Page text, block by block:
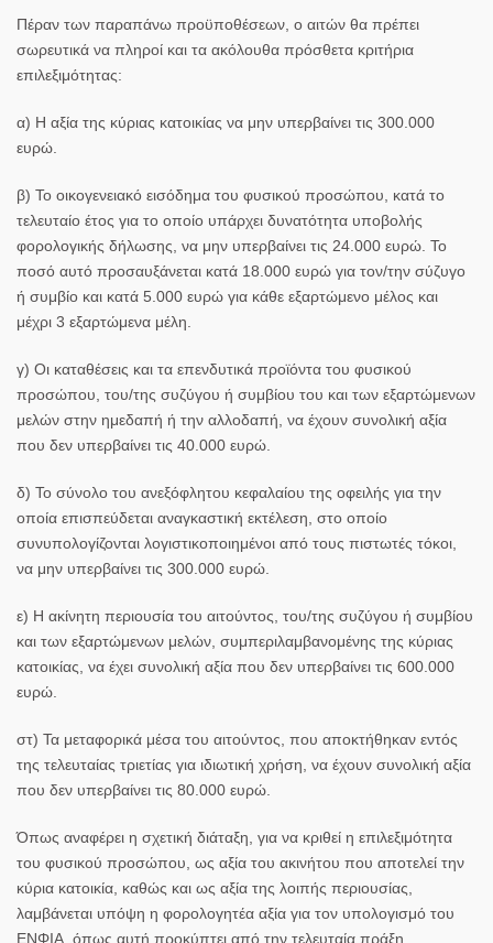
Πέραν των παραπάνω προϋποθέσεων, ο αιτών θα πρέπει
σωρευτικά να πληροί και τα ακόλουθα πρόσθετα κριτήρια
επιλεξιμότητας:
α) Η αξία της κύριας κατοικίας να μην υπερβαίνει τις 300.000
ευρώ.
β) Το οικογενειακό εισόδημα του φυσικού προσώπου, κατά το
τελευταίο έτος για το οποίο υπάρχει δυνατότητα υποβολής
φορολογικής δήλωσης, να μην υπερβαίνει τις 24.000 ευρώ. Το
ποσό αυτό προσαυξάνεται κατά 18.000 ευρώ για τον/την σύζυγο
ή συμβίο και κατά 5.000 ευρώ για κάθε εξαρτώμενο μέλος και
μέχρι 3 εξαρτώμενα μέλη.
γ) Οι καταθέσεις και τα επενδυτικά προϊόντα του φυσικού
προσώπου, του/της συζύγου ή συμβίου του και των εξαρτώμενων
μελών στην ημεδαπή ή την αλλοδαπή, να έχουν συνολική αξία
που δεν υπερβαίνει τις 40.000 ευρώ.
δ) Το σύνολο του ανεξόφλητου κεφαλαίου της οφειλής για την
οποία επισπεύδεται αναγκαστική εκτέλεση, στο οποίο
συνυπολογίζονται λογιστικοποιημένοι από τους πιστωτές τόκοι,
να μην υπερβαίνει τις 300.000 ευρώ.
ε) Η ακίνητη περιουσία του αιτούντος, του/της συζύγου ή συμβίου
και των εξαρτώμενων μελών, συμπεριλαμβανομένης της κύριας
κατοικίας, να έχει συνολική αξία που δεν υπερβαίνει τις 600.000
ευρώ.
στ) Τα μεταφορικά μέσα του αιτούντος, που αποκτήθηκαν εντός
της τελευταίας τριετίας για ιδιωτική χρήση, να έχουν συνολική αξία
που δεν υπερβαίνει τις 80.000 ευρώ.
Όπως αναφέρει η σχετική διάταξη, για να κριθεί η επιλεξιμότητα
του φυσικού προσώπου, ως αξία του ακινήτου που αποτελεί την
κύρια κατοικία, καθώς και ως αξία της λοιπής περιουσίας,
λαμβάνεται υπόψη η φορολογητέα αξία για τον υπολογισμό του
ΕΝΦΙΑ, όπως αυτή προκύπτει από την τελευταία πράξη